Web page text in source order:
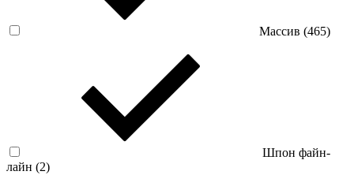
Массив (465)
Шпон файн-
лайн (2)